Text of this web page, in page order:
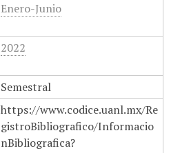
Enero-Junio
2022
Semestral
https://www.codice.uanl.mx/Re
gistroBibliografico/Informacio
nBibliografica?